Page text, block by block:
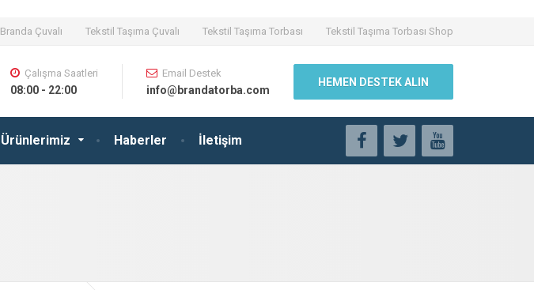
Branda Çuvalı Tekstil Taşıma Çuvalı Tekstil Taşıma Torbası Tekstil Taşıma Torbası Shop
Ürünlerimiz Haberler İletişim
Çalışma Saatleri
08:00 - 22:00
Email Destek
info@brandatorba.com
HEMEN DESTEK ALIN